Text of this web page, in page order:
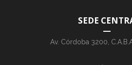
SEDE
Av. Córdoba 3200,